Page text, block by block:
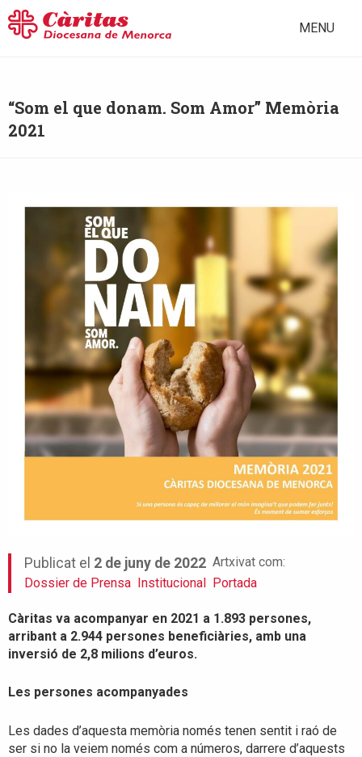
MENU
“Som el que donam. Som Amor” Memòria
2021
Publicat el 2 de juny de 2022 Artxivat com:
Dossier de Prensa Institucional Portada
Càritas va acompanyar en 2021 a 1.893 persones,
arribant a 2.944 persones beneficiàries, amb una
inversió de 2,8 milions d’euros.
Les persones acompanyades
Les dades d’aquesta memòria només tenen sentit i raó de
ser si no la veiem només com a números, darrere d’aquests